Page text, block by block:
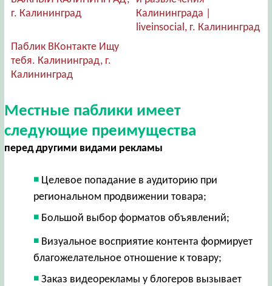
г. Калининград
Калининграда |
liveinsocial, г. Калининград
Паблик ВКонтакте Ищу
тебя. Калининград, г.
Калининград
Местные паблики имеет
следующие преимущества
перед другими видами рекламы
Целевое попадание в аудиторию при
региональном продвижении товара;
Большой выбор форматов объявлений;
Визуальное восприятие контента формирует
благожелательное отношение к товару;
Заказ видеорекламы у блогеров вызывает